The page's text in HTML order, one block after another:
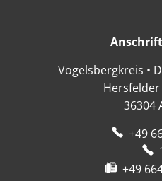
Vogelsbergkreis •
36304
+49
+49